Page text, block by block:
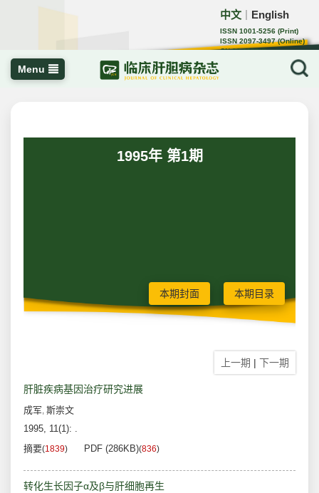
中文 English
ISSN 1001-5256 (Print)
ISSN 2097-3497 (Online)
CN 22-1108/R
Menu
1995年 第1期
本期封面 本期目录
上一期 | 下一期
肝脏疾病基因治疗研究进展
成军, 斯崇文
1995, 11(1): .
摘要(1839) PDF (286KB)(836)
转化生长因子α及β与肝细胞再生